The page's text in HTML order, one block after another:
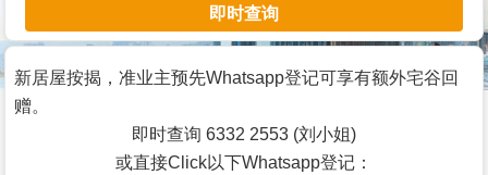
宅
谷
按
即时查询
新居屋按揭，准业主预先Whatsapp登记可享有额外宅谷回
赠。
即时查询 6332 2553 (刘小姐)
或直接Click以下Whatsapp登记：